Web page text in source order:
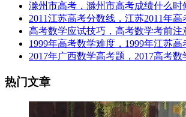
滁州市高考，滁州市高考成绩什么时
2011江苏高考分数线，江苏2011年高
高考数学应试技巧，高考数学考前注
1999年高考数学难度，1999年江苏高
2017年广西数学高考题，2017高考
热门文章